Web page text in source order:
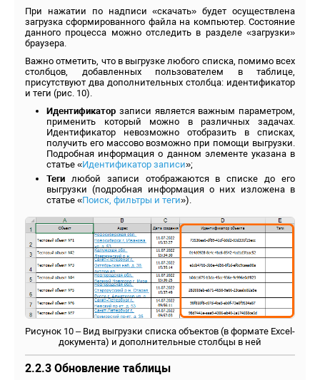
При нажатии по надписи «скачать» будет осуществлена
загрузка сформированного файла на компьютер. Состояние
данного процесса можно отследить в разделе «загрузки»
браузера.
Важно отметить, что в выгрузке любого списка, помимо всех
столбцов, добавленных пользователем в таблице,
присутствуют два дополнительных столбца: идентификатор
и теги (рис. 10).
Идентификатор записи является важным параметром,
применить который можно в различных задачах.
Идентификатор невозможно отобразить в списках,
получить его массово возможно при помощи выгрузки.
Подробная информация о данном элементе указана в
статье «Идентификатор записи»;
Теги любой записи отображаются в списке до его
выгрузки (подробная информация о них изложена в
статье «Поиск, фильтры и теги»).
Рисунок 10 – Вид выгрузки списка объектов (в формате Excel-
документа) и дополнительные столбцы в ней
2.2.3 Обновление таблицы